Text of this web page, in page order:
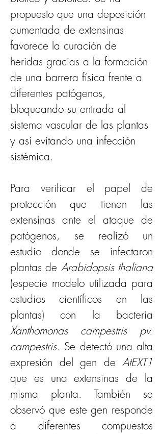
propuesto que una deposición
aumentada de extensinas
favorece la curación de
heridas gracias a la formación
de una barrera física frente a
diferentes patógenos,
bloqueando su entrada al
sistema vascular de las plantas
y así evitando una infección
sistémica.
Para verificar el papel de
protección que tienen las
extensinas ante el ataque de
patógenos, se realizó un
estudio donde se infectaron
plantas de
Arabidopsis thaliana
(especie modelo utilizada para
estudios científicos en las
plantas)
Xanthomonas campestris pv.
campestris. Se detectó una alta
expresión del gen de
que es una extensinas de la
misma planta. También se
observó que este gen responde
a diferentes compuestos